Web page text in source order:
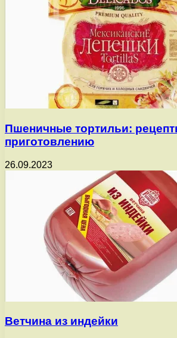
Пшеничные тортильи:
приготовлению
26.09.2023
Ветчина из индейки